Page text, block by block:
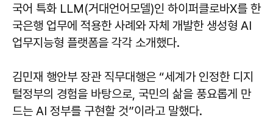
국어 특화 LLM(거대언어모델)인 하이퍼클로바X를 한
국은행 업무에 적용한 사례와 자체 개발한 생성형 AI
업무지능형 플랫폼을 각각 소개했다.
김민재 행안부 장관 직무대행은 “세계가 인정한 디지
털정부의 경험을 바탕으로, 국민의 삶을 풍요롭게 만
드는 AI 정부를 구현할 것”이라고 말했다.